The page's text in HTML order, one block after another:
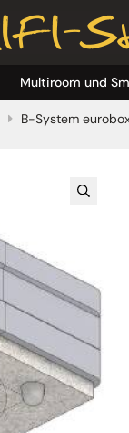
Multiroom und
B-System